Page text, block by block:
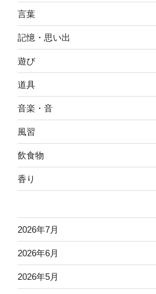
言葉
記憶・思い出
遊び
道具
音楽・音
風習
飲食物
香り
2026年7月
2026年6月
2026年5月